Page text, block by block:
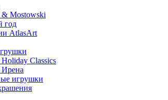
Mostowski
год
AtlasArt
Classics
игрушки